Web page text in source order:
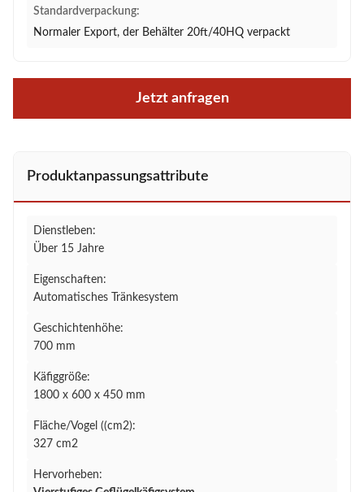
Standardverpackung:
Normaler Export, der Behälter 20ft/40HQ verpackt
Jetzt anfragen
Produktanpassungsattribute
Dienstleben:
Über 15 Jahre
Eigenschaften:
Automatisches Tränkesystem
Geschichtenhöhe:
700 mm
Käfiggröße:
1800 x 600 x 450 mm
Fläche/Vogel ((cm2):
327 cm2
Hervorheben: